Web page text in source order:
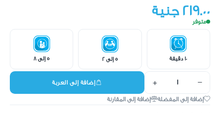
219.00 جنية
متوفر
10 دقيقة 5 إلى 2 5 إلى 8
−
+ إضافة إلى العربة
إضافة إلى المفضلة إضافة إلى المقارنة